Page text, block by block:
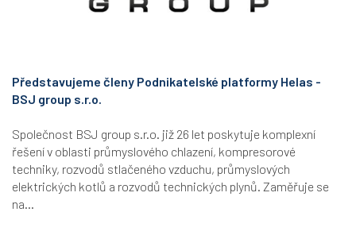
Představujeme členy Podnikatelské platformy Helas -
BSJ group s.r.o.
Společnost BSJ group s.r.o. již 26 let poskytuje komplexní
řešení v oblasti průmyslového chlazení, kompresorové
techniky, rozvodů stlačeného vzduchu, průmyslových
elektrických kotlů a rozvodů technických plynů. Zaměřuje se
na...